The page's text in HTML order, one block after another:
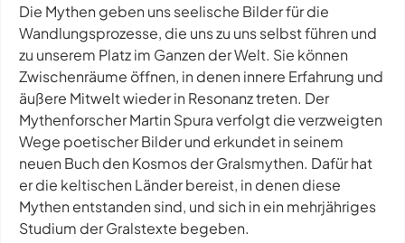
Die Mythen geben uns seelische Bilder für die
Wandlungsprozesse, die uns zu uns selbst führen und
zu unserem Platz im Ganzen der Welt. Sie können
Zwischenräume öffnen, in denen innere Erfahrung und
äußere Mitwelt wieder in Resonanz treten. Der
Mythenforscher Martin Spura verfolgt die verzweigten
Wege poetischer Bilder und erkundet in seinem
neuen Buch den Kosmos der Gralsmythen. Dafür hat
er die keltischen Länder bereist, in denen diese
Mythen entstanden sind, und sich in ein mehrjähriges
Studium der Gralstexte begeben.